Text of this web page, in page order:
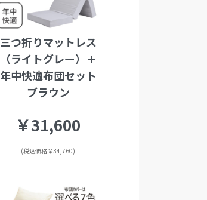
三つ折りマットレス
（ライトグレー）＋
年中快適布団セット
ブラウン
￥31,600
(税込価格￥34,760)